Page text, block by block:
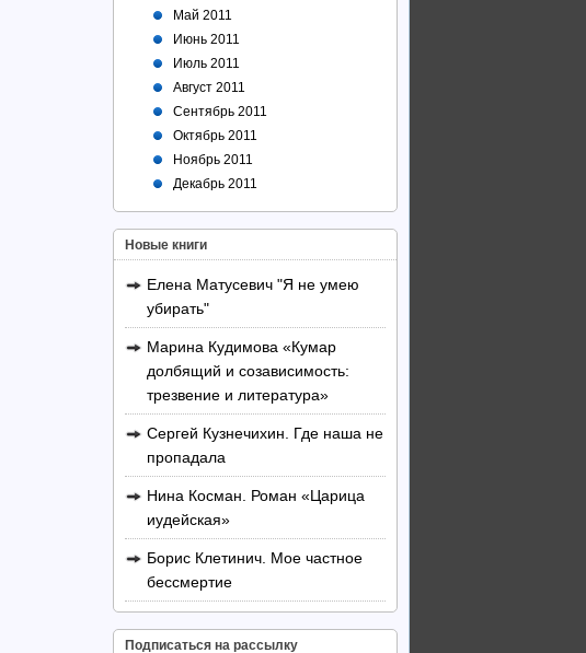
Май 2011
Июнь 2011
Июль 2011
Август 2011
Сентябрь 2011
Октябрь 2011
Ноябрь 2011
Декабрь 2011
Новые книги
Елена Матусевич "Я не умею
убирать"
Марина Кудимова «Кумар
долбящий и созависимость:
трезвение и литература»
Сергей Кузнечихин. Где наша не
пропадала
Нина Косман. Роман «Царица
иудейская»
Борис Клетинич. Мое частное
бессмертие
Подписаться на рассылку